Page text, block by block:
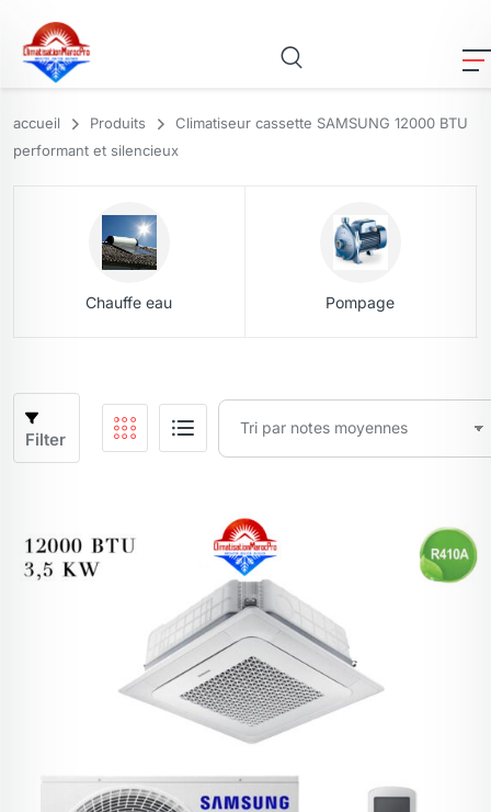
accueil Produits
Climatiseur cassette SAMSUNG 12000 BTU
performant et silencieux
Chauffe eau Pompage
Filter